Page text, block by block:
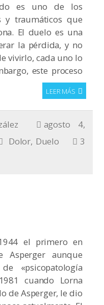
es uno de los
y traumáticos que
El duelo es una
la pérdida, y no
vivirlo, cada uno lo
este proceso
LEER MÁS
agosto 4,
Dolor, Duelo
3
el primero en
Asperger aunque
«psicopatología
cuando Lorna
de Asperger, le dio